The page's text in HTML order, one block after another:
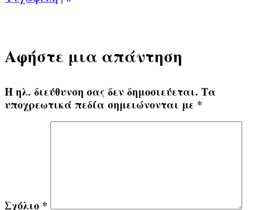
Αφήστε μια απάντηση
Η ηλ. διεύθυνση σας δεν δημοσιεύεται. Τα
υποχρεωτικά πεδία σημειώνονται με *
Σχόλιο *